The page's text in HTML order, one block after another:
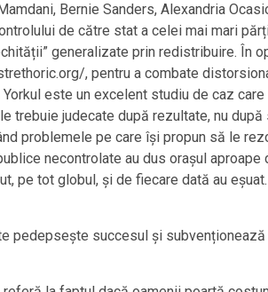
Bernie Sanders, Alexandria
de către stat a celei mai mari
generalizate prin redistribuire. În
, pentru a combate
este un excelent studiu de caz
trebuie judecate după rezultate, nu
problemele pe care își propun să le
necontrolate au dus orașul
pe tot globul, și de fiecare dată au
pedepsește succesul și